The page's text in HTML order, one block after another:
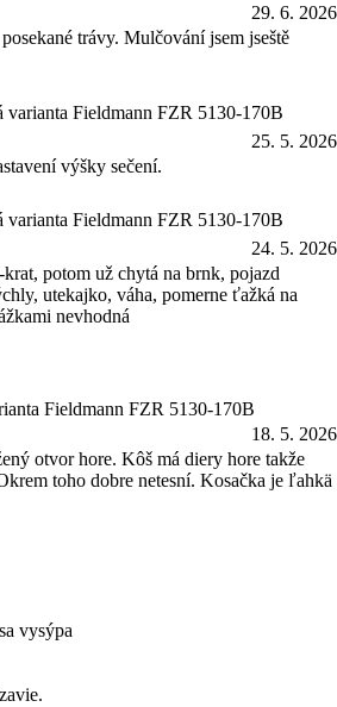
29. 6. 2026
trávy. Mulčování jsem jseště
varianta Fieldmann FZR 5130-170B
25. 5. 2026
výšky sečení.
varianta Fieldmann FZR 5130-170B
24. 5. 2026
potom už chytá na brnk, pojazd
utekajko, váha, pomerne ťažká na
nevhodná
Fieldmann FZR 5130-170B
18. 5. 2026
otvor hore. Kôš má diery hore takže
toho dobre netesní. Kosačka je ľahkä
vysýpa